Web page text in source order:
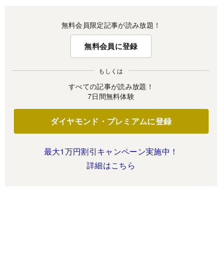
無料会員限定記事が読み放題！
無料会員に登録
もしくは
すべての記事が読み放題！
7日間無料体験
ダイヤモンド・プレミアムに登録
最大1万円割引キャンペーン実施中！
詳細はこちら